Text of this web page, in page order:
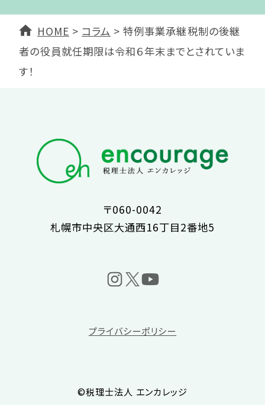
HOME > コラム >特例事業承継税制の後継
者の役員就任期限は令和６年末までとされていま
す！
〒060-0042
札幌市中央区大通西16丁目2番地5
プライバシーポリシー
©税理士法人 エンカレッジ